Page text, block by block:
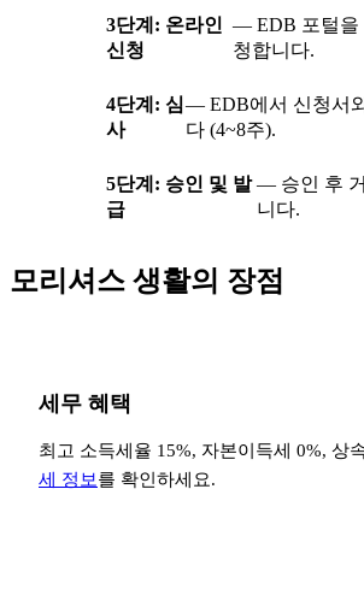
3단계: 온라인
신청
— EDB 포털을
청합니다.
4단계: 심
사
— EDB에서 신청서
다 (4~8주).
5단계: 승인 및 발
급
— 승인 후
니다.
모리셔스 생활의 장점
세무 혜택
최고 소득세율 15%, 자본이득세 0%, 상
세 정보를 확인하세요.